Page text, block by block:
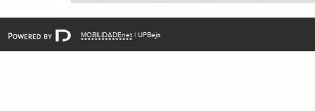
MOBILIDADEnet | UPBeja